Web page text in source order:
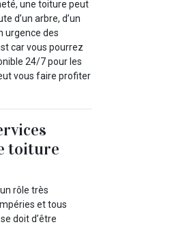
une toiture peut
d’un arbre, d’un
urgence des
car vous pourrez
24/7 pour les
vous faire profiter
toiture
rôle très
et tous
doit d’être